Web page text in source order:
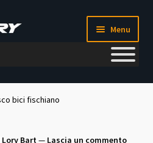
Menu
bici fischiano
Lory Bart— Lascia un commento